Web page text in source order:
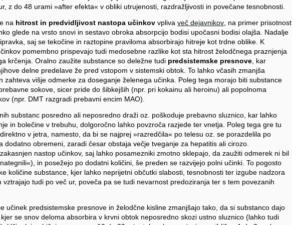
z do 48 urami »after efekta« v obliki utrujenosti, razdražljivosti in povečane tesnobnosti.
na hitrost in predvidljivost nastopa učinkov vplivaveč dejavnikov , na primer prisotnost
glede na vrsto snovi in sestavo obroka absorpcijo bodisi upočasni bodisi olajša. Nadalje
saj se tekočine in raztopine praviloma absorbirajo hitreje kot trdne oblike. K
pomembno prispevajo tudi medosebne razlike kot sta hitrost želodčnega praznjenja
krčenja. Oralno zaužite substance so deležne tudi predsistemske presnove , kar
delne predelave že pred vstopom v sistemski obtok. To lahko včasih zmanjša
zahteva višje odmerke za doseganje želenega učinka. Poleg tega morajo biti substance
sokove, sicer pride do šibkejših (npr. pri kokainu ali heroinu) ali popolnoma
(npr. DMT razgradi prebavni encim MAO).
substanc posredno ali neposredno draži oz. poškoduje prebavno sluznico, kar lahko
in bolečine v trebuhu, dolgoročno lahko povzroča razjede ter vnetja. Poleg tega gre tu
v jetra, namesto, da bi se najprej »razredčila« po telesu oz. se porazdelila po
dodatno obremeni, zaradi česar obstaja večje tveganje za hepatitis ali cirozo.
nastop učinkov, saj lahko posamezniki zmotno sklepajo, da zaužiti odmerek ni bil
in posežejo po dodatni količini, še preden se razvijejo polni učinki. To pogosto
količine substance, kjer lahko neprijetni občutki slabosti, tesnobnosti ter izgube nadzora
vztrajajo tudi po več ur, poveča pa se tudi nevarnost predoziranja ter s tem povezanih
učinek predsistemske presnove in želodčne kisline zmanjšajo tako, da si substanco dajo
se snov deloma absorbira v krvni obtok neposredno skozi ustno sluznico (lahko tudi